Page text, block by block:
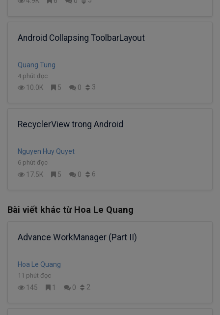
Android Collapsing ToolbarLayout
Quang Tung
4 phút đọc
10.0K 5 0 3
RecyclerView trong Android
Nguyen Huy Quyet
6 phút đọc
17.5K 5 0 6
Bài viết khác từ Hoa Le Quang
Advance WorkManager (Part II)
Hoa Le Quang
11 phút đọc
145 1 0 2